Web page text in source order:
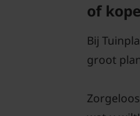
of
Bij
groot